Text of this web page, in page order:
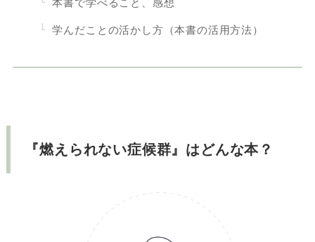
本書で学べること、感想
学んだことの活かし方（本書の活用方法）
『燃えられない症候群』はどんな本？